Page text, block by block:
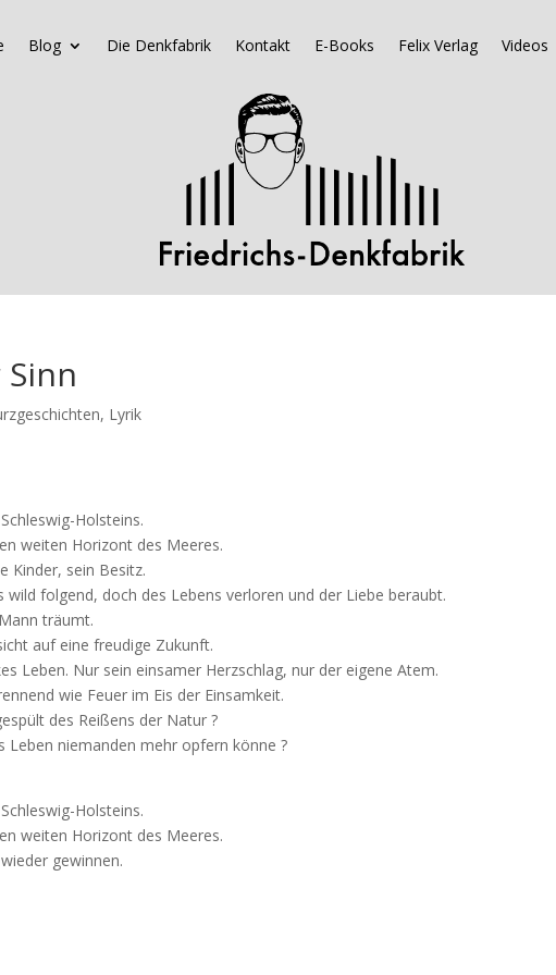
Blog Die Denkfabrik Kontakt E-Books Felix Verlag Videos
, Lyrik
Holsteins.
weiten Horizont des Meeres.
Kinder, sein Besitz.
folgend, doch des Lebens verloren und der Liebe beraubt.
träumt.
auf eine freudige Zukunft.
Leben. Nur sein einsamer Herzschlag, nur der eigene Atem.
wie Feuer im Eis der Einsamkeit.
des Reißens der Natur ?
Leben niemanden mehr opfern könne ?
Holsteins.
weiten Horizont des Meeres.
gewinnen.